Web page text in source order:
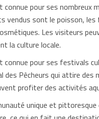
connue pour ses
vendus sont le poisson,
Les visiteurs
la culture locale.
connue pour ses festivals
des Pêcheurs qui attire
profiter des activités
unique et